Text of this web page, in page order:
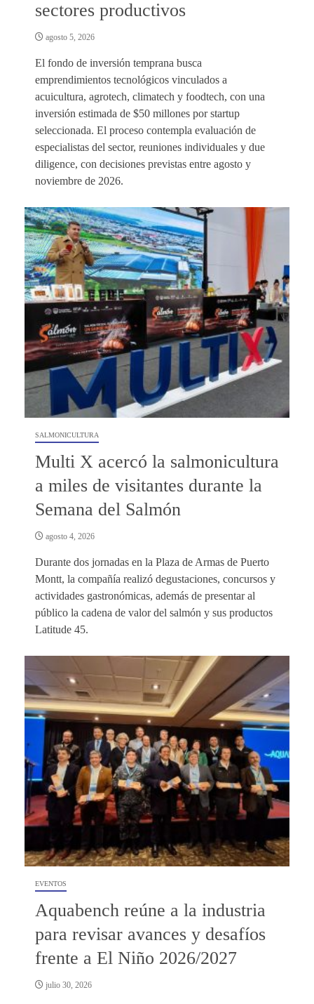
sectores productivos
agosto 5, 2026
El fondo de inversión temprana busca
emprendimientos tecnológicos vinculados a
acuicultura, agrotech, climatech y foodtech, con una
inversión estimada de $50 millones por startup
seleccionada. El proceso contempla evaluación de
especialistas del sector, reuniones individuales y due
diligence, con decisiones previstas entre agosto y
noviembre de 2026.
SALMONICULTURA
Multi X acercó la salmonicultura
a miles de visitantes durante la
Semana del Salmón
agosto 4, 2026
Durante dos jornadas en la Plaza de Armas de Puerto
Montt, la compañía realizó degustaciones, concursos y
actividades gastronómicas, además de presentar al
público la cadena de valor del salmón y sus productos
Latitude 45.
EVENTOS
Aquabench reúne a la industria
para revisar avances y desafíos
frente a El Niño 2026/2027
julio 30, 2026